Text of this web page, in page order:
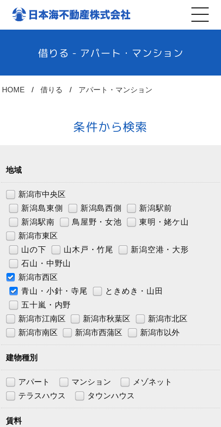
借りる - アパート・マンション
HOME 借りる アパート・マンション
条件から検索
地域
新潟市中央区
新潟島東側
新潟島西側
新潟駅前
新潟駅南
鳥屋野・女池
東明・姥ケ山
新潟市東区
山の下
山木戸・竹尾
新潟空港・大形
石山・中野山
新潟市西区
青山・小針・寺尾
ときめき・山田
五十嵐・内野
新潟市江南区
新潟市秋葉区
新潟市北区
新潟市南区
新潟市西蒲区 新潟市以外
建物種別
アパート マンション
メゾネット
テラスハウス
タウンハウス
賃料